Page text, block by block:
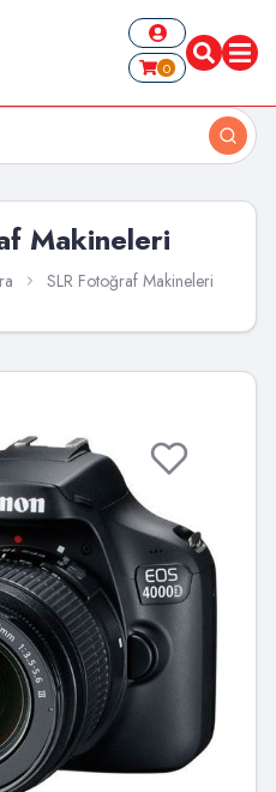
0
Makineleri
SLR Fotoğraf Makineleri